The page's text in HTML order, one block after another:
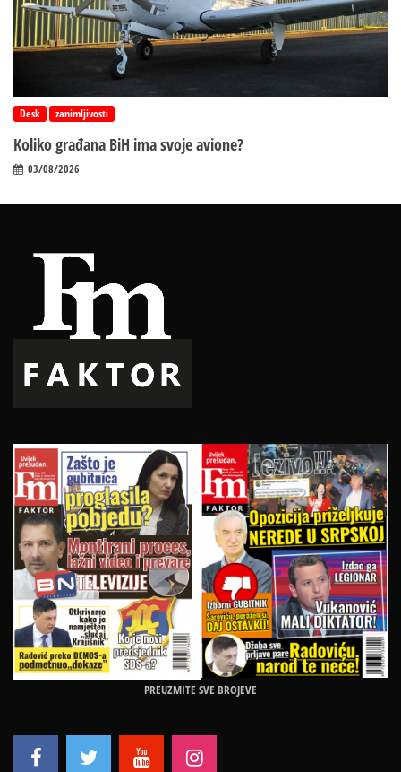
Desk zanimljivosti
Koliko građana BiH ima svoje avione?
03/08/2026
PREUZMITE SVE BROJEVE